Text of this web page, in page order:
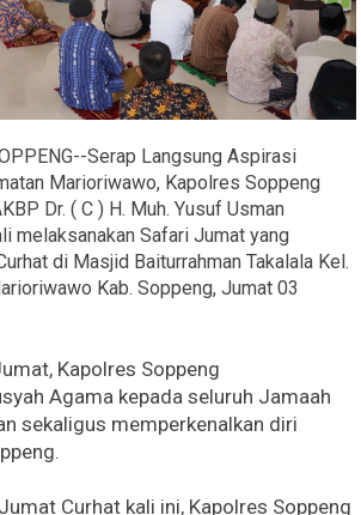
Serap Langsung Aspirasi
Marioriwawo, Kapolres Soppeng
Dr. ( C ) H. Muh. Yusuf Usman
melaksanakan Safari Jumat yang
di Masjid Baiturrahman Takalala Kel.
Kab. Soppeng, Jumat 03
Kapolres Soppeng
Agama kepada seluruh Jamaah
sekaligus memperkenalkan diri
Curhat kali ini, Kapolres Soppeng